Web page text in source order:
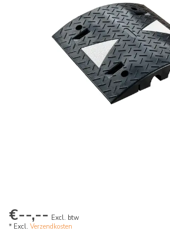
€--,-- Excl. btw
* Excl. Verzendkosten